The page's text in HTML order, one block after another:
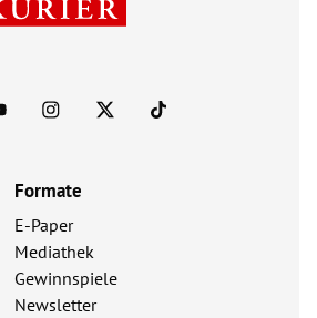
Formate
E-Paper
Mediathek
Gewinnspiele
Newsletter